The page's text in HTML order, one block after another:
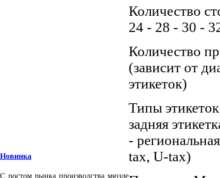
Новинка
С ростом рынка производства мюзле
Количество
24 - 28 - 30 -
Количество
(зависит от
этикеток)
Типы
задняя
-
tax, U-tax)